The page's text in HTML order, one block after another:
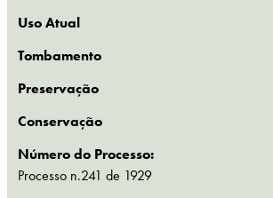
Uso Atual
Tombamento
Preservação
Conservação
Número do Processo:
Processo n.241 de 1929